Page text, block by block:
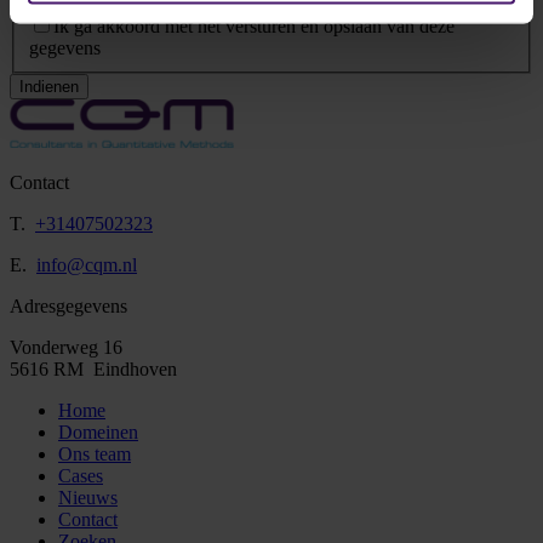
Privacy Statement*
Ik ga akkoord met het versturen en opslaan van deze
gegevens
Indienen
Contact
T. +31407502323
E. info@cqm.nl
Adresgegevens
Vonderweg 16
5616 RM Eindhoven
Home
Domeinen
Ons team
Cases
Nieuws
Contact